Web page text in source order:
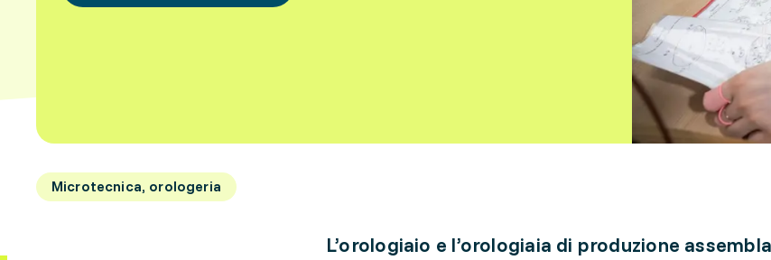
Microtecnica, orologeria
L’orologiaio e l’orologiaia di produzione